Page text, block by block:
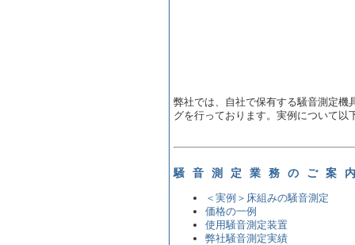
弊社では、自社で保有する騒音測定機
グを行っております。実例について以
騒音測定業務のご案
＜実例＞床組みの騒音測定
価格の一例
使用騒音測定装置
弊社騒音測定実績